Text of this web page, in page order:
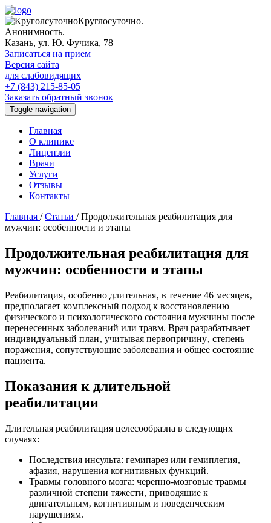
Круглосуточно.
Анонимность.
Казань, ул. Ю. Фучика, 78
Записаться на прием
Версия сайта
для слабовидящих
+7 (843) 215-85-05
Заказать обратный звонок
Toggle navigation
Главная
О клинике
Лицензии
Врачи
Услуги
Отзывы
Контакты
Главная /Статьи /Продолжительная реабилитация для
мужчин: особенности и этапы
Продолжительная реабилитация для
мужчин: особенности и этапы
Реабилитация‚ особенно длительная‚ в течение 46 месяцев‚
предполагает комплексный подход к восстановлению
физического и психологического состояния мужчины после
перенесенных заболеваний или травм. Врач разрабатывает
индивидуальный план‚ учитывая первопричину‚ степень
поражения‚ сопутствующие заболевания и общее состояние
пациента.
Показания к длительной
реабилитации
Длительная реабилитация целесообразна в следующих
случаях:
Последствия инсульта: гемипарез или гемиплегия‚
афазия‚ нарушения когнитивных функций.
Травмы головного мозга: черепно-мозговые травмы
различной степени тяжести‚ приводящие к
двигательным‚ когнитивным и поведенческим
нарушениям.